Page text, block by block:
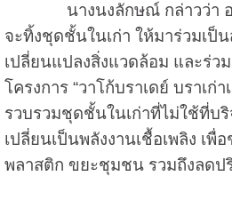
นางนงลักษณ์ กล่าวว่า อย
จะทิ้งชุดชั้นในเก่า ให้มาร่วมเป็
เปลี่ยนแปลงสิ่งแวดล้อม และร่ว
โครงการ “วาโก้บราเดย์ บราเก่
รวบรวมชุดชั้นในเก่าที่ไม่ใช้ที่บ
เปลี่ยนเป็นพลังงานเชื้อเพลิง เ
พลาสติก ขยะชุมชน รวมถึงลด